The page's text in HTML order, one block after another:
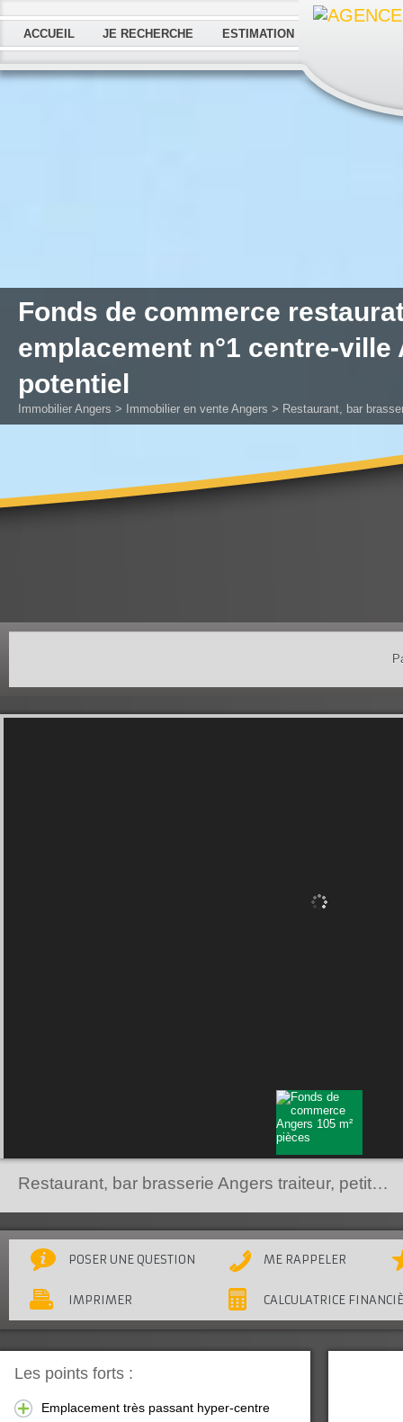
ACCUEIL JE RECHERCHE ESTIMATION
Fonds de commerce
emplacement n°1 centre-ville
potentiel
Immobilier Angers > Immobilier en vente Angers > Restaurant, bar
Restaurant, bar brasserie Angers traiteur, petite restauration,
POSER UNE QUESTION ME RAPPELER
IMPRIMER CALCULATRICE
Les points forts :
Emplacement très passant hyper-centre